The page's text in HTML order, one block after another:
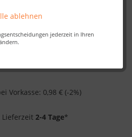
ablehnen
jederzeit in Ihren
Vorkasse: 0,98 € (-2%)
Lieferzeit 2-4 Tage*